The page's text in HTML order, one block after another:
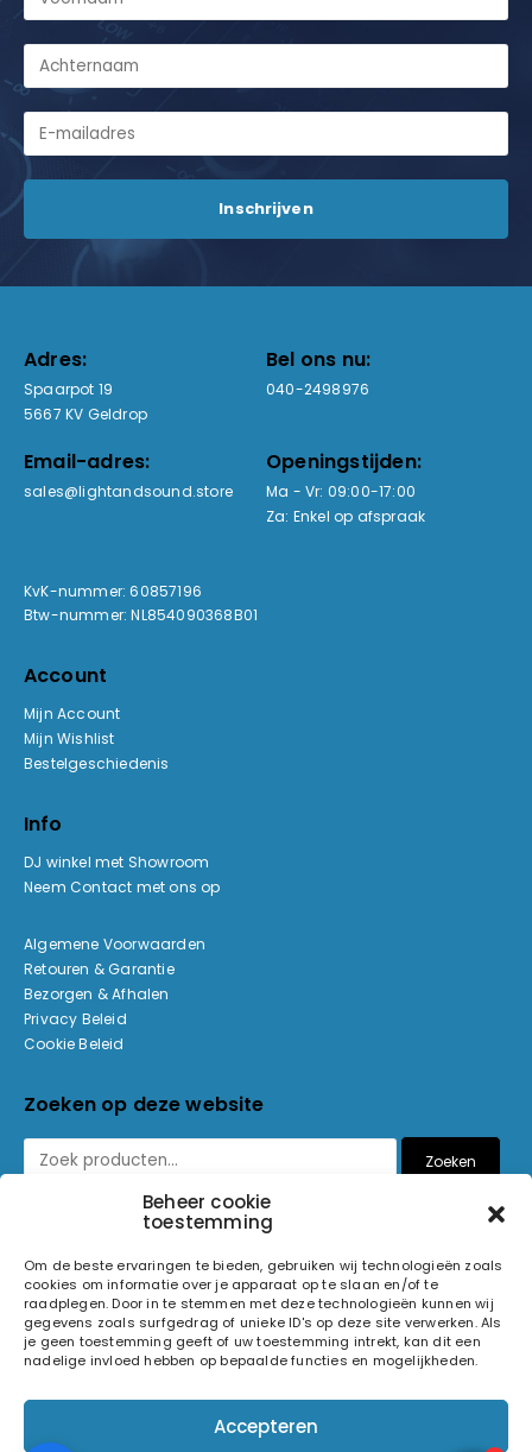
Beheer cookie
toestemming
Om de beste ervaringen te bieden, gebruiken wij technologieën zoals
cookies om informatie over je apparaat op te slaan en/of te
raadplegen. Door in te stemmen met deze technologieën kunnen wij
gegevens zoals surfgedrag of unieke ID's op deze site verwerken. Als
je geen toestemming geeft of uw toestemming intrekt, kan dit een
nadelige invloed hebben op bepaalde functies en mogelijkheden.
Accepteren
Adres:
Spaarpot 19
5667 KV Geldrop
Bel ons nu:
040-2498976
Email-adres:
sales@lightandsound.store
Openingstijden:
Ma - Vr: 09:00-17:00
Za: Enkel op afspraak
KvK-nummer: 60857196
Btw-nummer: NL854090368B01
Account
Mijn Account
Mijn Wishlist
Bestelgeschiedenis
Info
DJ winkel met Showroom
Neem Contact met ons op
Algemene Voorwaarden
Retouren & Garantie
Bezorgen & Afhalen
Privacy Beleid
Cookie Beleid
Zoeken op deze website
Zoeken
© 2026 Light and Sound Factory. Alle rechten voorbehouden.